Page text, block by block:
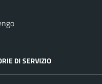
DI SERVIZIO